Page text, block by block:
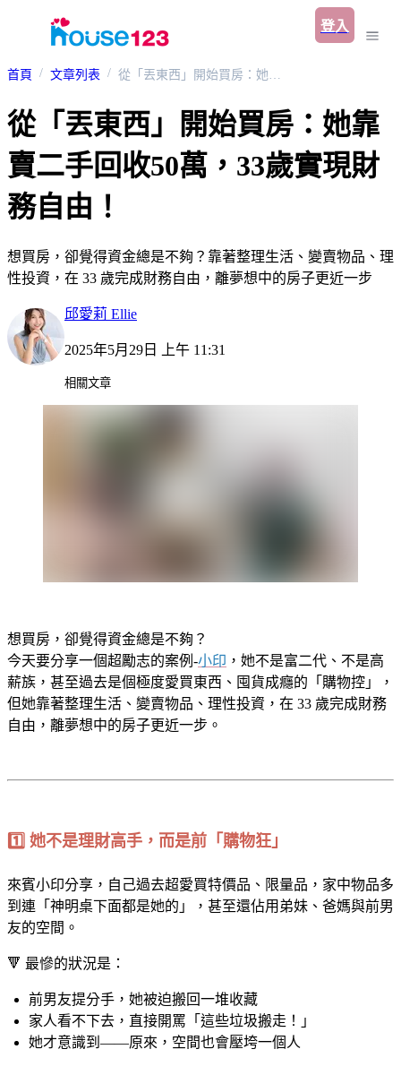
登入
首頁 文章列表 從「丟東西」開始買房：她靠賣二手回收50萬，33歲實現財務自由！
從「丟東西」開始買房：她靠
賣二手回收50萬，33歲實現財
務自由！
想買房，卻覺得資金總是不夠？靠著整理生活、變賣物品、理
性投資，在 33 歲完成財務自由，離夢想中的房子更近一步
邱愛莉 Ellie
2025年5月29日 上午 11:31
相關文章
想買房，卻覺得資金總是不夠？
今天要分享一個超勵志的案例-小印 ，她不是富二代、不是高
薪族，甚至過去是個極度愛買東西、囤貨成癮的「購物控」，
但她靠著整理生活、變賣物品、理性投資，在 33 歲完成財務
自由，離夢想中的房子更近一步。
1️⃣ 她不是理財高手，而是前「購物狂」
來賓小印分享，自己過去超愛買特價品、限量品，家中物品多
到連「神明桌下面都是她的」，甚至還佔用弟妹、爸媽與前男
友的空間。
🔻 最慘的狀況是：
前男友提分手，她被迫搬回一堆收藏
家人看不下去，直接開罵「這些垃圾搬走！」
她才意識到——原來，空間也會壓垮一個人